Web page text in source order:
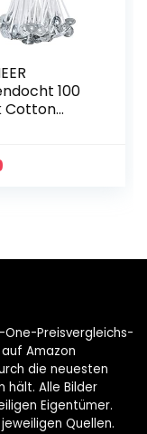
100
Cotton
Preisvergleichs-
Amazon
die neuesten
hält. Alle Bilder
Eigentümer.
Quellen.